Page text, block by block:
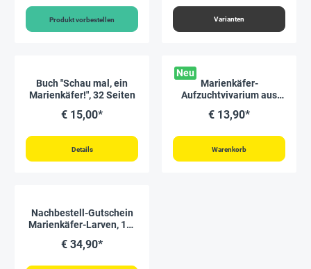
Produkt vorbestellen Varianten
Buch "Schau mal, ein
Marienkäfer!", 32 Seiten
€ 15,00*
Details
Neu
Marienkäfer-
Aufzuchtvivarium aus
€ 13,90*
Warenkorb
Nachbestell-Gutschein
Marienkäfer-Larven, 10-
€ 34,90*